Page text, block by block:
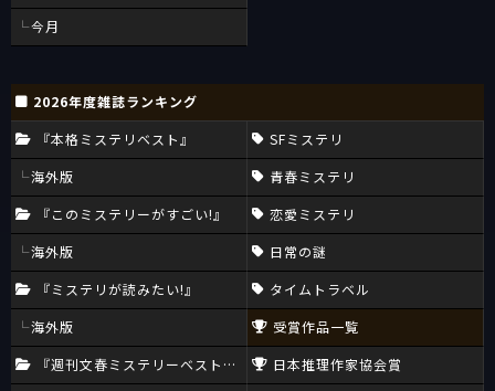
今月
2026年度雑誌ランキング
『本格ミステリベスト』
海外版
『このミステリーがすごい!』
海外版
『ミステリが読みたい!』
海外版
『週刊文春ミステリーベスト10』
SFミステリ
青春ミステリ
恋愛ミステリ
日常の謎
タイムトラベル
受賞作品一覧
日本推理作家協会賞